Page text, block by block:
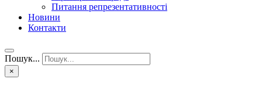
Питання репрезентативності
Новини
Контакти
Пошук...
×